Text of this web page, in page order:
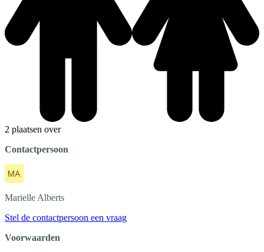
2 plaatsen over
Contactpersoon
Marielle Alberts
Stel de contactpersoon een vraag
Voorwaarden